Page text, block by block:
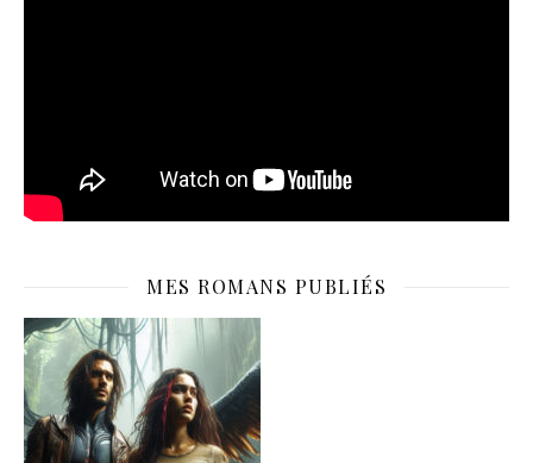
MES ROMANS PUBLIÉS